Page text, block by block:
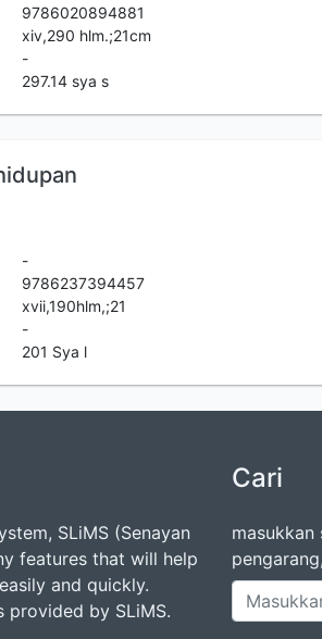
9786020894881
xiv,290 hlm.;21cm
-
297.14 sya s
-
9786237394457
xvii,190hlm,;21
-
201 Sya l
SLiMS (Senayan
features that will help
and quickly.
provided by SLiMS.
Cari